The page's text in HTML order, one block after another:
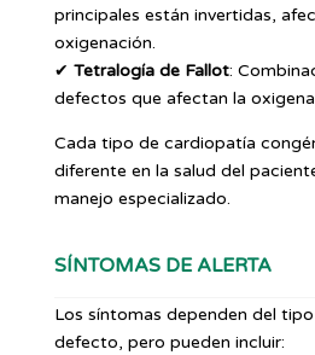
principales están invertidas,
oxigenación.
✔ Tetralogía de Fallot:
defectos que afectan la
Cada tipo de cardiopatía
diferente en la salud del
manejo especializado.
SÍNTOMAS DE ALERTA
Los síntomas dependen del
defecto, pero pueden incluir: